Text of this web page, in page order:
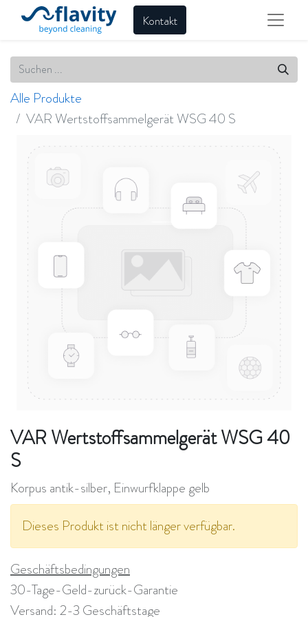
Kontakt
Alle Produkte
VAR Wertstoffsammelgerät WSG 40 S
VAR Wertstoffsammelgerät WSG 40
S
Korpus antik-silber, Einwurfklappe gelb
Dieses Produkt ist nicht länger verfügbar.
Geschäftsbedingungen
30-Tage-Geld-zurück-Garantie
Versand: 2-3 Geschäftstage